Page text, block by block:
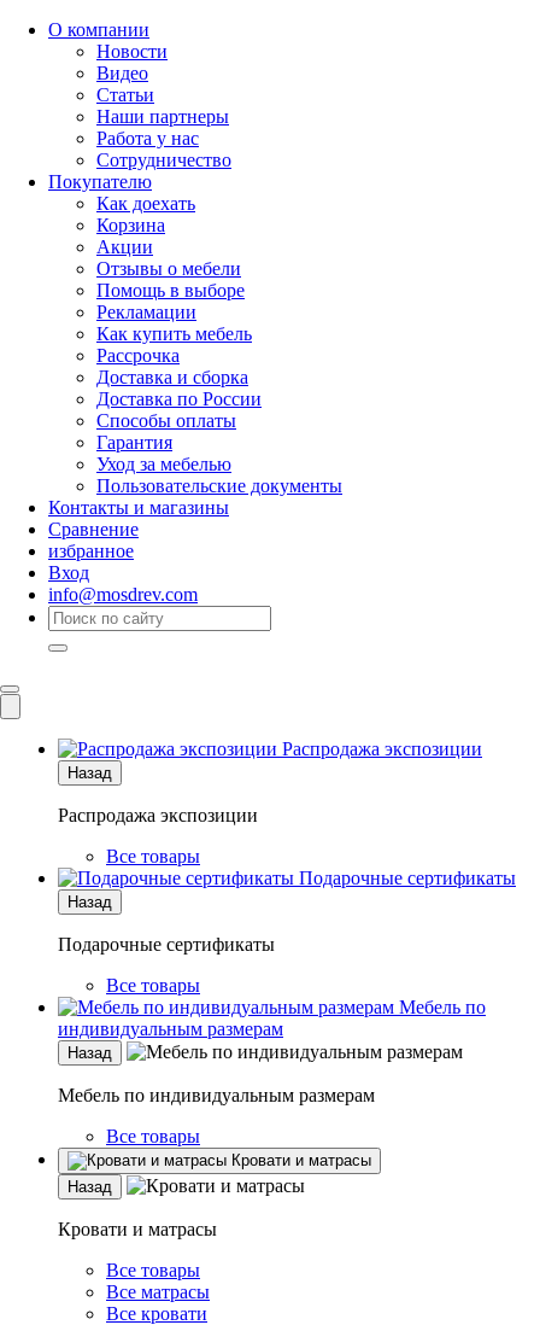
О компании
Новости
Видео
Статьи
Наши партнеры
Работа у нас
Сотрудничество
Покупателю
Как доехать
Корзина
Акции
Отзывы о мебели
Помощь в выборе
Рекламации
Как купить мебель
Рассрочка
Доставка и сборка
Доставка по России
Способы оплаты
Гарантия
Уход за мебелью
Пользовательские документы
Контакты и магазины
Сравнение
избранное
Вход
info@mosdrev.com
Распродажа экспозиции
Назад
Распродажа экспозиции
Все товары
Подарочные сертификаты
Назад
Подарочные сертификаты
Все товары
Мебель по
индивидуальным размерам
Назад
Мебель по индивидуальным размерам
Все товары
Кровати и матрасы
Назад
Кровати и матрасы
Все товары
Все матрасы
Все кровати